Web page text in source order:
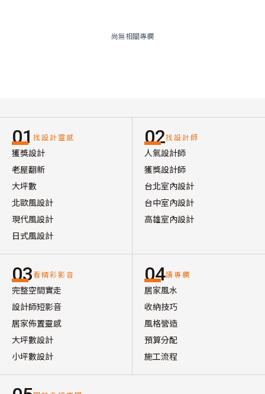
尚無相關專欄
01 找設計靈感
獲獎設計
老屋翻新
大坪數
北歐風設計
現代風設計
日式風設計
02找設計師
人氣設計師
獲獎設計師
台北室內設計
台中室內設計
高雄室內設計
03看精彩影音
完整空間實走
設計師短影音
居家佈置靈感
大坪數設計
小坪數設計
04讀專欄
居家風水
收納技巧
風格營造
預算分配
施工流程